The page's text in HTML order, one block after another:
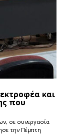
και
που
σε συνεργασία
την Πέμπτη